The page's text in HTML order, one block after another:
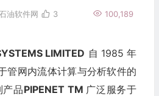
油软件网 100,189
3
LIMITED 自 1985 年
管网内流体计算与分析软件的
产品PIPENET TM 广泛服务于